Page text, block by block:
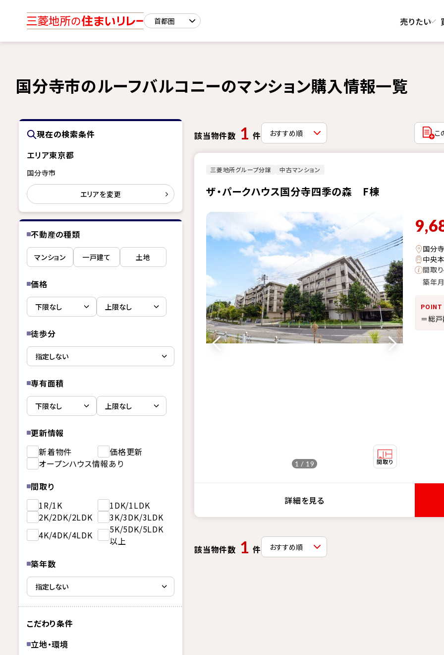
売りたい
国分寺市のルーフバルコニーのマンション購入情報一覧
現在の検索条件
エリア東京都
国分寺市
エリアを変更
不動産の種類
マンション 一戸建て 土地
価格
徒歩分
専有面積
更新情報
新着物件
価格更新
オープンハウス情報あり
間取り
1R/1K
1DK/1LDK
2K/2DK/2LDK
3K/3DK/3LDK
4K/4DK/4LDK
5K/5DK/5LDK
以上
築年数
こだわり条件
立地・環境
該当物件数 1 件 こ
三菱地所グループ分譲 中古マンション
ザ・パークハウス国分寺四季の森 F棟
1 / 19
国分
中央
間取り
築年月
POINT
＝総
詳細を見る
該当物件数 1 件